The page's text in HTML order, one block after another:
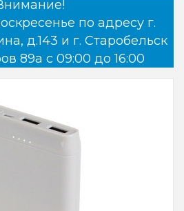
по адресу г.
д.143 и г. Старобельск
89а с 09:00 до 16:00